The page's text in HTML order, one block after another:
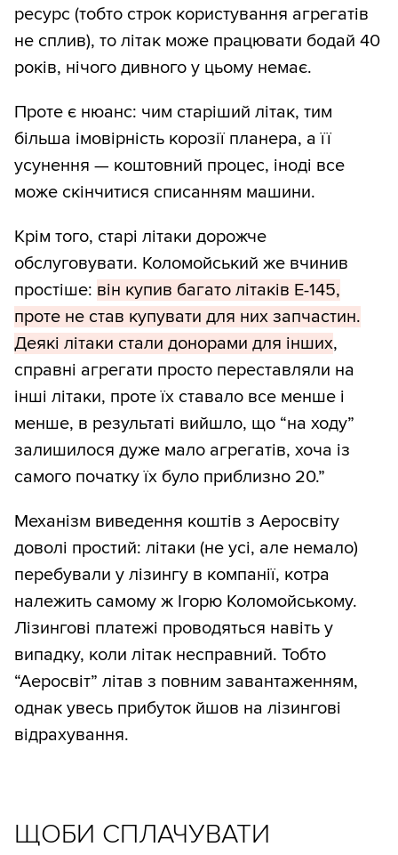
ресурс (тобто строк користування агрегатів
не сплив), то літак може працювати бодай 40
років, нічого дивного у цьому немає.
Проте є нюанс: чим старіший літак, тим
більша імовірність корозії планера, а її
усунення — коштовний процес, іноді все
може скінчитися списанням машини.
Крім того, старі літаки дорожче
обслуговувати. Коломойський же вчинив
простіше: він купив багато літаків Е-145,
проте не став купувати для них запчастин.
Деякі літаки стали донорами для інших,
справні агрегати просто переставляли на
інші літаки, проте їх ставало все менше і
менше, в результаті вийшло, що “на ходу”
залишилося дуже мало агрегатів, хоча із
самого початку їх було приблизно 20.”
Механізм виведення коштів з Аеросвіту
доволі простий: літаки (не усі, але немало)
перебували у лізингу в компанії, котра
належить самому ж Ігорю Коломойському.
Лізингові платежі проводяться навіть у
випадку, коли літак несправний. Тобто
“Аеросвіт” літав з повним завантаженням,
однак увесь прибуток йшов на лізингові
відрахування.
ЩОБИ СПЛАЧУВАТИ